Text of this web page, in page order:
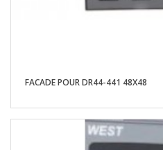
FACADE POUR DR44-441 48X48